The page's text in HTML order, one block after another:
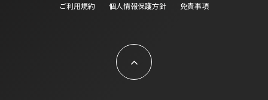
ご利用規約 個人情報保護方針 免責事項